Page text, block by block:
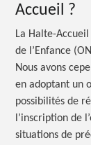
Accueil ?
La Halte-
de l’Enfance
Nous avons
en adoptant un
possibilités de
l’inscription de
situations de